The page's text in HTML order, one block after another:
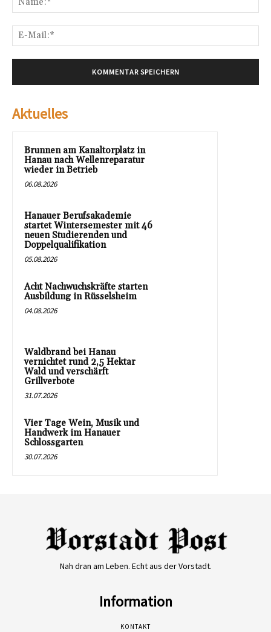
Aktuelles
Brunnen am Kanaltorplatz in
Hanau nach Wellenreparatur
wieder in Betrieb
06.08.2026
Hanauer Berufsakademie
startet Wintersemester mit 46
neuen Studierenden und
Doppelqualifikation
05.08.2026
Acht Nachwuchskräfte starten
Ausbildung in Rüsselsheim
04.08.2026
Waldbrand bei Hanau
vernichtet rund 2,5 Hektar
Wald und verschärft
Grillverbote
31.07.2026
Vier Tage Wein, Musik und
Handwerk im Hanauer
Schlossgarten
30.07.2026
Nah dran am Leben. Echt aus der Vorstadt.
Information
KONTAKT